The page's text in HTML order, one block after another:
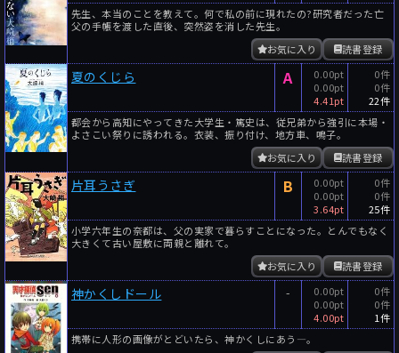
先生、本当のことを教えて。何で私の前に現れたの?研究者だった亡
父の手帳を渡した直後、突然姿を消した先生。
読書登録
お気に入り
夏のくじら A
0.00pt
0.00pt
4.41pt
0件
0件
22件
都会から高知にやってきた大学生・篤史は、従兄弟から強引に本場・
よさこい祭りに誘われる。衣装、振り付け、地方車、鳴子。
読書登録
お気に入り
片耳うさぎ B
0.00pt
0.00pt
3.64pt
0件
0件
25件
小学六年生の奈都は、父の実家で暮らすことになった。とんでもなく
大きくて古い屋敷に両親と離れて。
読書登録
お気に入り
神かくしドール -
0.00pt
0.00pt
4.00pt
0件
0件
1件
携帯に人形の画像がとどいたら、神かくしにあう―。